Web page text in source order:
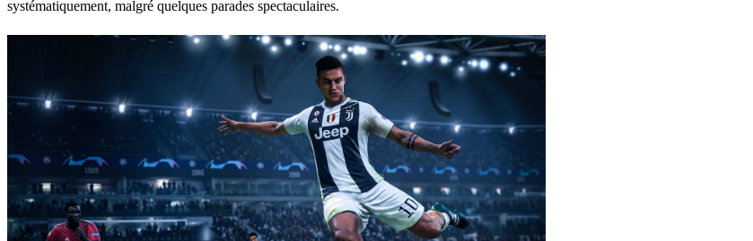
systématiquement, malgré quelques parades spectaculaires.